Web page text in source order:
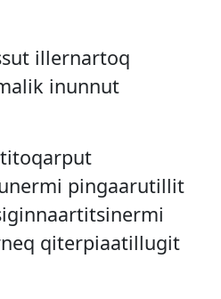
illernartoq
inunnut
pingaarutillit
qiterpiaatillugit